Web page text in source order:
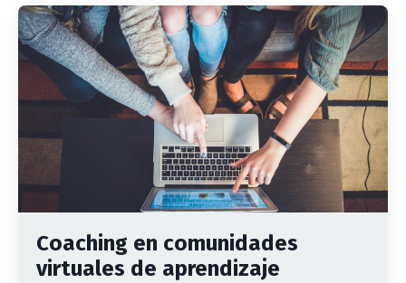
Coaching en comunidades
virtuales de aprendizaje